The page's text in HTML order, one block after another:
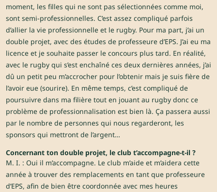
moment, les filles qui ne sont pas sélectionnées comme moi,
sont semi-professionnelles. C’est assez compliqué parfois
d’allier la vie professionnelle et le rugby. Pour ma part, j’ai un
double projet, avec des études de professeure d’EPS. J’ai eu ma
licence et je souhaite passer le concours plus tard. En réalité,
avec le rugby qui s’est enchaîné ces deux dernières années, j’ai
dû un petit peu m’accrocher pour l’obtenir mais je suis fière de
l’avoir eue (sourire). En même temps, c’est compliqué de
poursuivre dans ma filière tout en jouant au rugby donc ce
problème de professionnalisation est bien là. Ça passera aussi
par le nombre de personnes qui nous regarderont, les
sponsors qui mettront de l’argent…
Concernant ton double projet, le club t’accompagne-t-il ?
M. I. : Oui il m’accompagne. Le club m’aide et m’aidera cette
année à trouver des remplacements en tant que professeure
d’EPS, afin de bien être coordonnée avec mes heures